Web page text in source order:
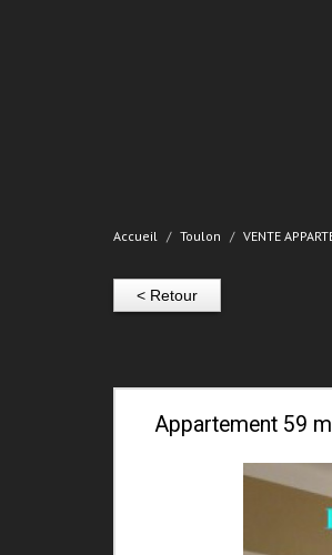
Accueil Toulon VENTE
< Retour
Appartement 59